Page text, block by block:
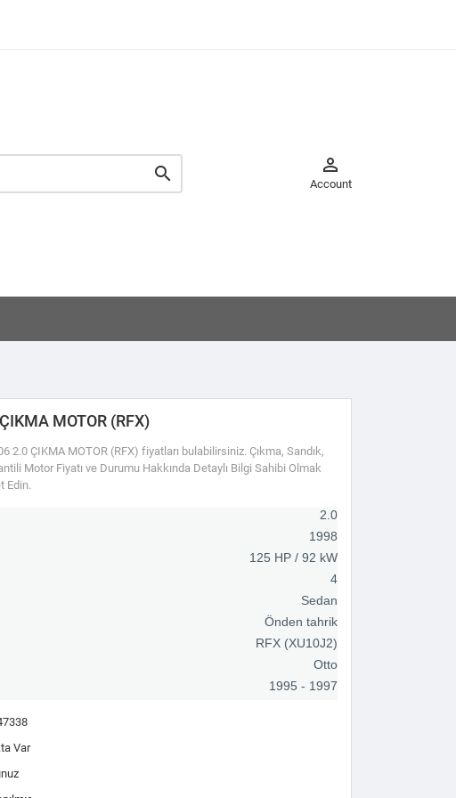
 
Account
MOTOR (RFX)
2.0 ÇIKMA MOTOR (RFX) fiyatları bulabilirsiniz. Çıkma, Sandık,
Motor Fiyatı ve Durumu Hakkında Detaylı Bilgi Sahibi Olmak
Edin.
2.0
1998
125 HP / 92 kW
4
Sedan
Önden tahrik
RFX (XU10J2)
Otto
1995 - 1997
Var